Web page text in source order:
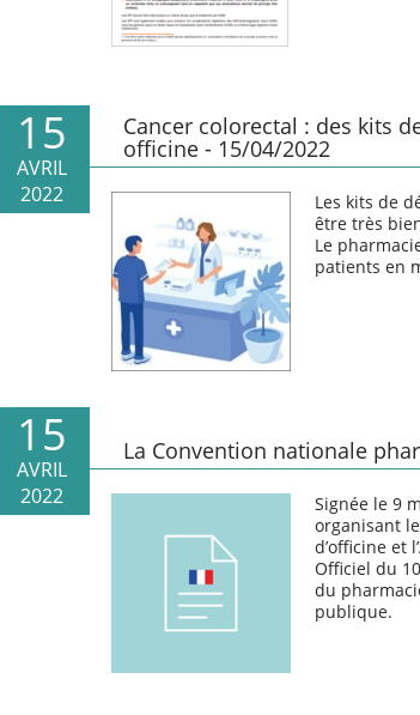
Cancer colorectal : des kits
officine - 15/04/2022
15
AVRIL
2022
Les kits de
être très
Le
patients en
La Convention nationale
15
AVRIL
2022
Signée le 9
organisant
d’officine et
Officiel du
du
publique.